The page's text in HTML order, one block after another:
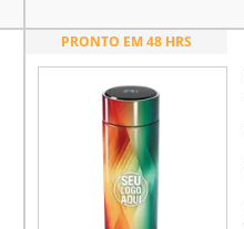
PRONTO EM 48 HRS